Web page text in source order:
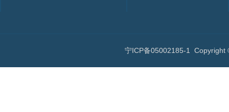
宁ICP备05002185-1 Copyright